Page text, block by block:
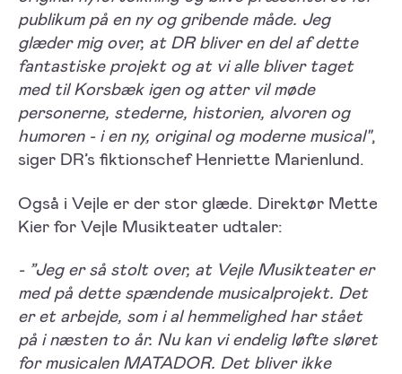
publikum på en ny og gribende måde. Jeg
glæder mig over, at DR bliver en del af dette
fantastiske projekt og at vi alle bliver taget
med til Korsbæk igen og atter vil møde
personerne, stederne, historien, alvoren og
humoren - i en ny, original og moderne musical",
siger DR’s fiktionschef Henriette Marienlund.
Også i Vejle er der stor glæde. Direktør Mette
Kier for Vejle Musikteater udtaler:
- ”Jeg er så stolt over, at Vejle Musikteater er
med på dette spændende musicalprojekt. Det
er et arbejde, som i al hemmelighed har stået
på i næsten to år. Nu kan vi endelig løfte sløret
for musicalen MATADOR. Det bliver ikke